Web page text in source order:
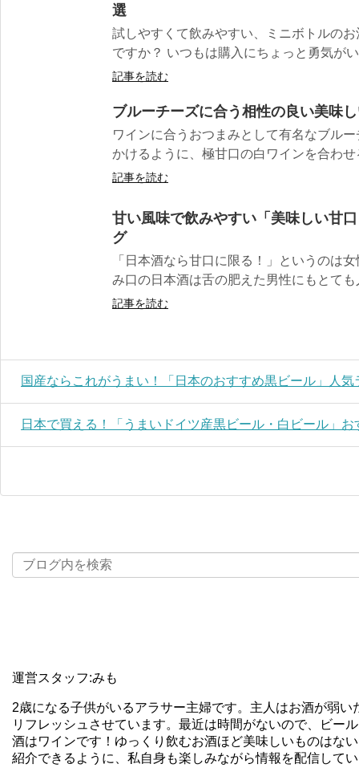
選
試しやすくて飲みやすい、ミニボトルの
ですか？ いつもは購入にちょっと勇気が
記事を読む
ブルーチーズに合う相性の良い美味
ワインに合うおつまみとして有名なブル
かけるように、極甘口の白ワインを合わ
記事を読む
甘い風味で飲みやすい「美味しい甘
グ
「日本酒なら甘口に限る！」というのは
み口の日本酒は舌の肥えた男性にもとて
記事を読む
国産ならこれがうまい！「日本のおすすめ黒ビール」人気
日本で買える！「うまいドイツ産黒ビール・白ビール」お
運営スタッフ:みも
2歳になる子供がいるアラサー主婦です。主人はお酒が弱
リフレッシュさせています。最近は時間がないので、ビー
酒はワインです！ゆっくり飲むお酒ほど美味しいものはな
紹介できるように、私自身も楽しみながら情報を配信して